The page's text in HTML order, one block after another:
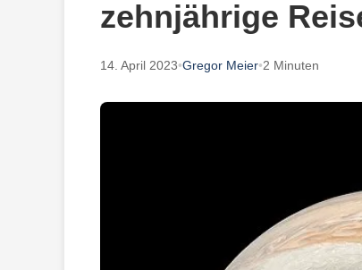
zehnjährige
14. April 2023•Gregor Meier•2 Minuten